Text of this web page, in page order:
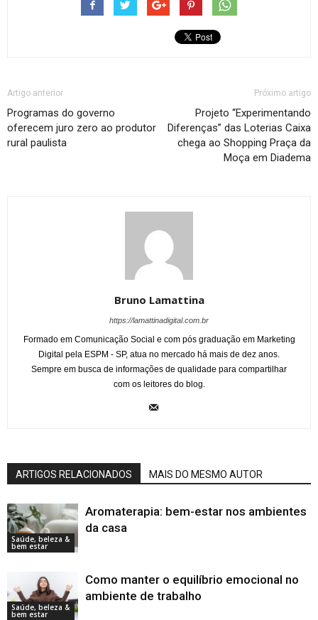
Artigo anterior
Programas do governo
oferecem juro zero ao produtor
rural paulista
Próximo artigo
Projeto “Experimentando
Diferenças” das Loterias Caixa
chega ao Shopping Praça da
Moça em Diadema
Bruno Lamattina
https://lamattinadigital.com.br
Formado em Comunicação Social e com pós graduação em Marketing
Digital pela ESPM - SP, atua no mercado há mais de dez anos.
Sempre em busca de informações de qualidade para compartilhar
com os leitores do blog.
ARTIGOS RELACIONADOS MAIS DO MESMO AUTOR
Saúde, beleza &
bem estar
Aromaterapia: bem-estar nos ambientes
da casa
Saúde, beleza &
bem estar
Como manter o equilíbrio emocional no
ambiente de trabalho